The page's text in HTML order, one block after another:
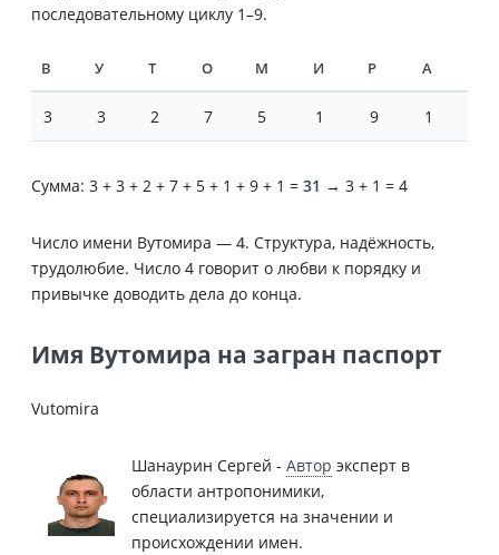
последовательному циклу 1–9.
В У Т О М И Р А
3 3 2 7 5 1 9 1
Сумма: 3 + 3 + 2 + 7 + 5 + 1 + 9 + 1 = 31 → 3 + 1 = 4
Число имени Вутомира — 4. Структура, надёжность,
трудолюбие. Число 4 говорит о любви к порядку и
привычке доводить дела до конца.
Имя Вутомира на загран паспорт
Vutomira
Шанаурин Сергей - Автор эксперт в
области антропонимики,
специализируется на значении и
происхождении имен.